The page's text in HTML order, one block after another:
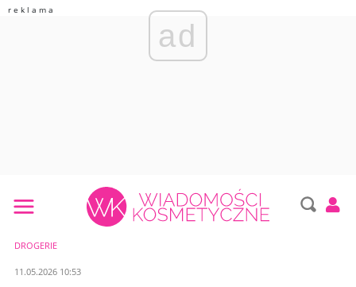
ad
DROGERIE
11.05.2026 10:53